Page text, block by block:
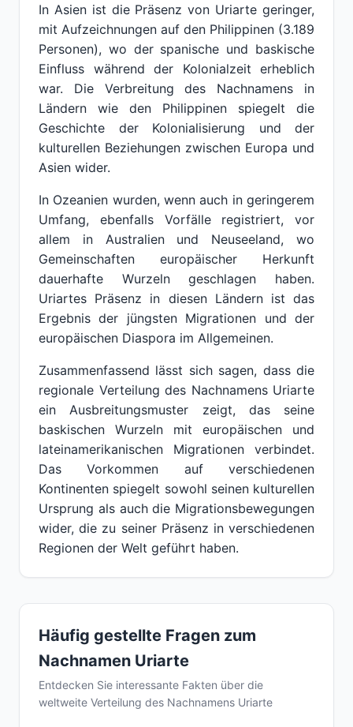
In Asien ist die Präsenz von Uriarte geringer,
mit Aufzeichnungen auf den Philippinen (3.189
Personen), wo der spanische und baskische
Einfluss während der Kolonialzeit erheblich
war. Die Verbreitung des Nachnamens in
Ländern wie den Philippinen spiegelt die
Geschichte der Kolonialisierung und der
kulturellen Beziehungen zwischen Europa und
Asien wider.
In Ozeanien wurden, wenn auch in geringerem
Umfang, ebenfalls Vorfälle registriert, vor
allem in Australien und Neuseeland, wo
Gemeinschaften europäischer Herkunft
dauerhafte Wurzeln geschlagen haben.
Uriartes Präsenz in diesen Ländern ist das
Ergebnis der jüngsten Migrationen und der
europäischen Diaspora im Allgemeinen.
Zusammenfassend lässt sich sagen, dass die
regionale Verteilung des Nachnamens Uriarte
ein Ausbreitungsmuster zeigt, das seine
baskischen Wurzeln mit europäischen und
lateinamerikanischen Migrationen verbindet.
Das Vorkommen auf verschiedenen
Kontinenten spiegelt sowohl seinen kulturellen
Ursprung als auch die Migrationsbewegungen
wider, die zu seiner Präsenz in verschiedenen
Regionen der Welt geführt haben.
Häufig gestellte Fragen zum
Nachnamen Uriarte
Entdecken Sie interessante Fakten über die
weltweite Verteilung des Nachnamens Uriarte